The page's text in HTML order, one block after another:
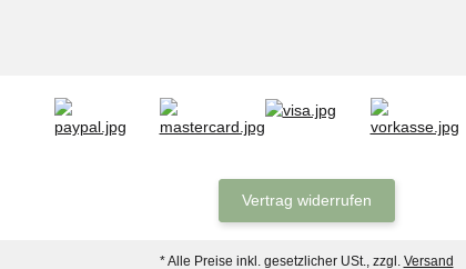
Vertrag widerrufen
* Alle Preise inkl. gesetzlicher USt., zzgl. Versand